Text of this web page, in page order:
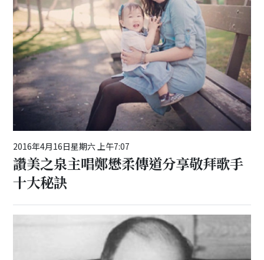
2016年4月16日星期六 上午7:07
讚美之泉主唱鄭懋柔傳道分享敬拜歌手
十大秘訣